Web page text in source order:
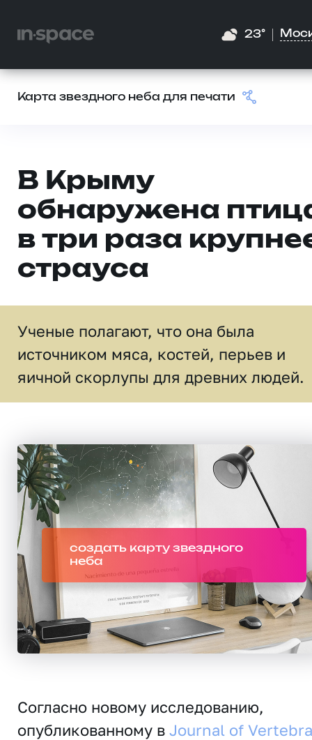
23°
Карта звездного неба для печати
В Крыму
обнаружена
в три раза
страуса
Ученые полагают, что она была
источником мяса, костей, перьев и
яичной скорлупы для древних людей.
создать карту звездного
неба
Согласно новому исследованию,
опубликованному в Journal of